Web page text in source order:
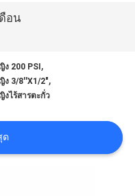
อน
200 PSI ,
ง 3/8''X1/2",
งไร้สารตะกั่ว
ด